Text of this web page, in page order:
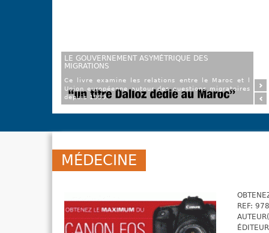
DICTIONNAIRE VIDAL 2015
le Dictionnaire VIDAL constitue l’ouvrage
indispensable des professionnels de Santé dans le
cadre de leur pratique quotidienne
MÉDECINE
REF: